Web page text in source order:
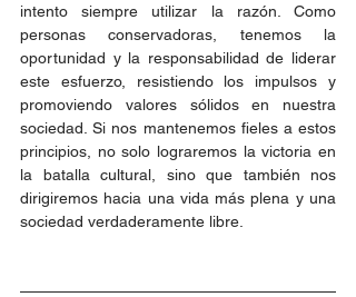
intento siempre utilizar la razón. Como
personas conservadoras, tenemos la
oportunidad y la responsabilidad de liderar
este esfuerzo, resistiendo los impulsos y
promoviendo valores sólidos en nuestra
sociedad. Si nos mantenemos fieles a estos
principios, no solo lograremos la victoria en
la batalla cultural, sino que también nos
dirigiremos hacia una vida más plena y una
sociedad verdaderamente libre.